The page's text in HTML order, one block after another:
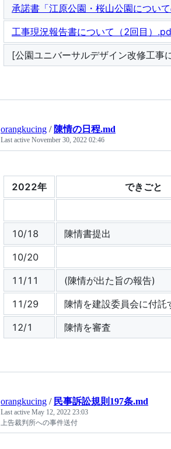
承諾書「江原公園・桜山公園につい
工事現況報告書について（2回目）
[公園ユニバーサルデザイン改修工事
orangkucing / 陳情の日程.md
Last active November 30, 2022 02:46
2022年 できごと
10/18
陳情書提出
10/20
11/11
(陳情が出た旨の報告)
11/29
陳情を建設委員会に付託
12/1
陳情を審査
orangkucing / 民事訴訟規則197条.md
Last active May 12, 2022 23:03
上告裁判所への事件送付